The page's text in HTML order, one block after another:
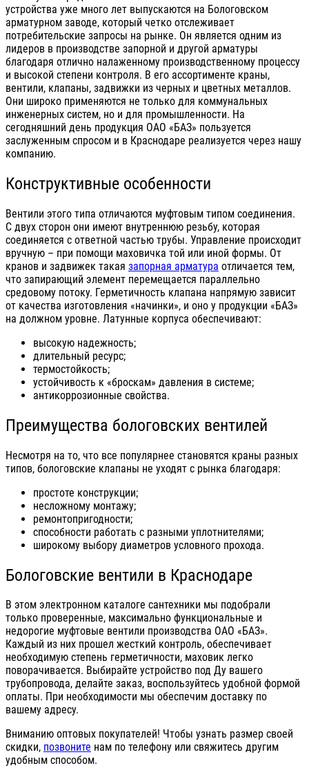
устройства уже много лет выпускаются на Бологовском
арматурном заводе, который четко отслеживает
потребительские запросы на рынке. Он является одним из
лидеров в производстве запорной и другой арматуры
благодаря отлично налаженному производственному процессу
и высокой степени контроля. В его ассортименте краны,
вентили, клапаны, задвижки из черных и цветных металлов.
Они широко применяются не только для коммунальных
инженерных систем, но и для промышленности. На
сегодняшний день продукция ОАО «БАЗ» пользуется
заслуженным спросом и в Краснодаре реализуется через нашу
компанию.
Конструктивные особенности
Вентили этого типа отличаются муфтовым типом соединения.
С двух сторон они имеют внутреннюю резьбу, которая
соединяется с ответной частью трубы. Управление происходит
вручную – при помощи маховичка той или иной формы. От
кранов и задвижек такая запорная арматура отличается тем,
что запирающий элемент перемещается параллельно
средовому потоку. Герметичность клапана напрямую зависит
от качества изготовления «начинки», и оно у продукции «БАЗ»
на должном уровне. Латунные корпуса обеспечивают:
высокую надежность;
длительный ресурс;
термостойкость;
устойчивость к «броскам» давления в системе;
антикоррозионные свойства.
Преимущества бологовских вентилей
Несмотря на то, что все популярнее становятся краны разных
типов, бологовские клапаны не уходят с рынка благодаря:
простоте конструкции;
несложному монтажу;
ремонтопригодности;
способности работать с разными уплотнителями;
широкому выбору диаметров условного прохода.
Бологовские вентили в Краснодаре
В этом электронном каталоге сантехники мы подобрали
только проверенные, максимально функциональные и
недорогие муфтовые вентили производства ОАО «БАЗ».
Каждый из них прошел жесткий контроль, обеспечивает
необходимую степень герметичности, маховик легко
поворачивается. Выбирайте устройство под Ду вашего
трубопровода, делайте заказ, воспользуйтесь удобной формой
оплаты. При необходимости мы обеспечим доставку по
вашему адресу.
Вниманию оптовых покупателей! Чтобы узнать размер своей
скидки, позвоните нам по телефону или свяжитесь другим
удобным способом.